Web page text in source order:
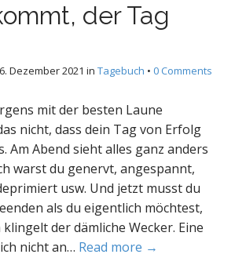
der Tag
6. Dezember 2021 in Tagebuch • 0 Comments
mit der besten Laune
nicht, dass dein Tag von Erfolg
Am Abend sieht alles ganz anders
warst du genervt, angespannt,
usw. Und jetzt musst du
als du eigentlich möchtest,
der dämliche Wecker. Eine
nicht an… Read more →